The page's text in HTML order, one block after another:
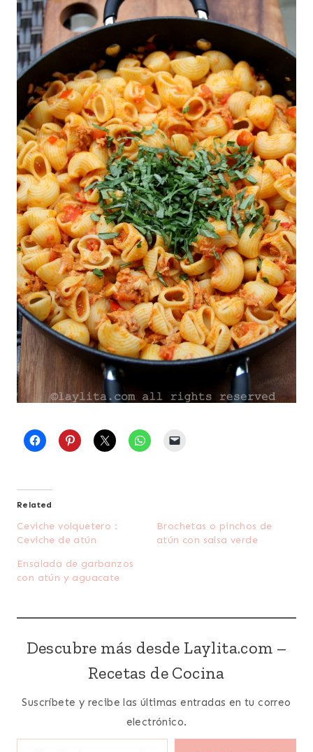
Related
Ceviche volquetero :
Ceviche de atún
Brochetas o pinchos de
atún con salsa verde
Ensalada de garbanzos
con atún y aguacate
Descubre más desde Laylita.com –
Recetas de Cocina
Suscríbete y recibe las últimas entradas en tu correo
electrónico.
Escribe tu correo electrónico…